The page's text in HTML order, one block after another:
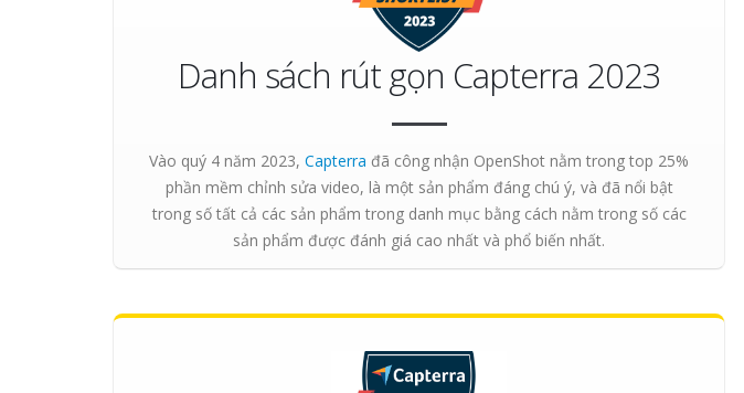
Danh sách rút gọn Capterra 2023
Vào quý 4 năm 2023, Capterra đã công nhận OpenShot nằm trong top 25%
phần mềm chỉnh sửa video, là một sản phẩm đáng chú ý, và đã nổi bật
trong số tất cả các sản phẩm trong danh mục bằng cách nằm trong số các
sản phẩm được đánh giá cao nhất và phổ biến nhất.